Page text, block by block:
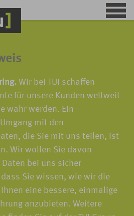
Wir bei TUI schaffen
für unsere Kunden weltweit
wahr werden. Ein
mit den
die Sie mit uns teilen, ist
Wir wollen Sie davon
bei uns sicher
Sie wissen, wie wir die
eine bessere, einmalige
anzubieten. Weitere